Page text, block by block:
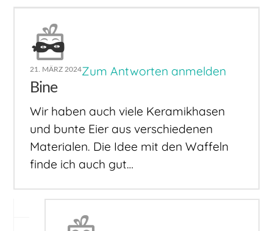
21. MÄRZ 2024Zum Antworten anmelden
Bine
Wir haben auch viele Keramikhasen
und bunte Eier aus verschiedenen
Materialen. Die Idee mit den Waffeln
finde ich auch gut…